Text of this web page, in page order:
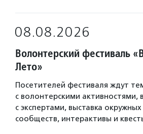
08.08.2026
Волонтерский фестиваль
Лето»
Посетителей фестиваля ждут
с волонтерскими активностями,
с экспертами, выставка
сообществ, интерактивы и